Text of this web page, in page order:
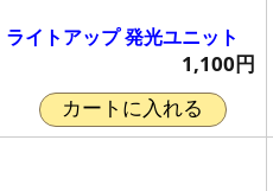
ライトアップ 発光ユニット
1,100円
カートに入れる